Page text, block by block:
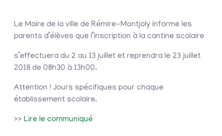
Le Maire de la ville de Rémire-Montjoly informe les
parents d’élèves que l’inscription à la cantine scolaire
s’effectuera du 2 au 13 juillet et reprendra le 23 juillet
2018 de 08h30 à 13h00.
Attention ! Jours spécifiques pour chaque
établissement scolaire.
>> Lire le communiqué